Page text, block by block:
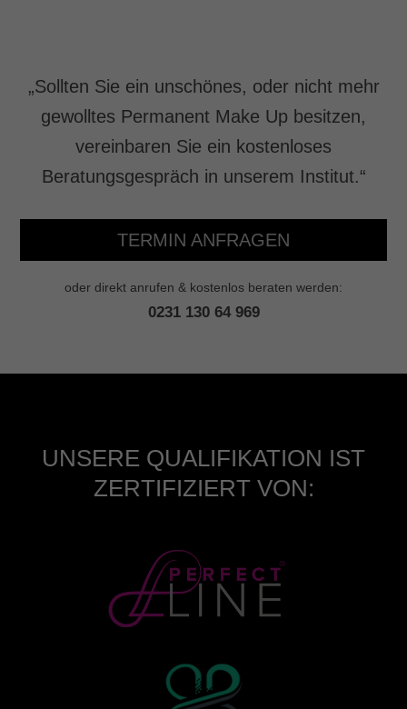
„Sollten Sie ein unschönes, oder nicht mehr
gewolltes Permanent Make Up besitzen,
vereinbaren Sie ein kostenloses
Beratungsgespräch in unserem Institut.“
TERMIN ANFRAGEN
oder direkt anrufen & kostenlos beraten werden:
0231 130 64 969
UNSERE QUALIFIKATION IST
ZERTIFIZIERT VON: